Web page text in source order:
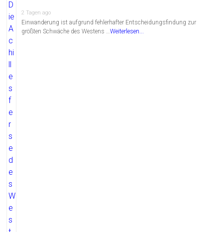
2 Tagen ago
Einwanderung ist aufgrund fehlerhafter Entscheidungsfindung zur
größten Schwäche des Westens …Weiterlesen...